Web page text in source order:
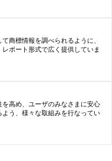
商標情報を調べられるように、
ポート形式で広く提供していま
高め、ユーザのみなさまに安心
う、様々な取組みを行なってい